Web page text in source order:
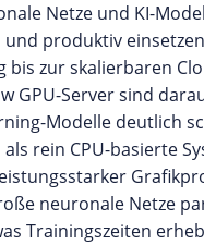
Netze und KI-
produktiv
bis zur skalierbaren
GPU-Server sind
Modelle deutlich
rein CPU-basierte
neuronale Netze
Trainingszeiten